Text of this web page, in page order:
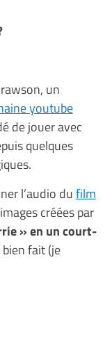
un
youtube
de jouer avec
quelques
l’audio dufilm
créées par
» en un court-
fait (je